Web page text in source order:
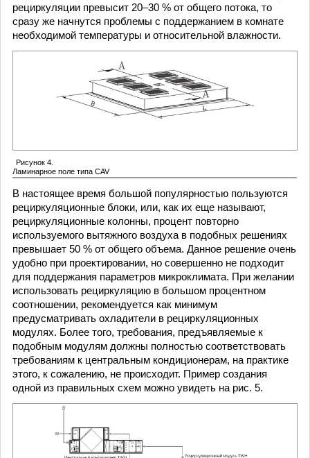
рециркуляции превысит 20–30 % от общего потока, то
сразу же начнутся проблемы с поддержанием в комнате
необходимой температуры и относительной влажности.
Рисунок 4.
Ламинарное поле типа CAV
В настоящее время большой популярностью пользуются
рециркуляционные блоки, или, как их еще называют,
рециркуляционные колонны, процент повторно
используемого вытяжного воздуха в подобных решениях
превышает 50 % от общего объема. Данное решение очень
удобно при проектировании, но совершенно не подходит
для поддержания параметров микроклимата. При желании
использовать рециркуляцию в большом процентном
соотношении, рекомендуется как минимум
предусматривать охладители в рециркуляционных
модулях. Более того, требования, предъявляемые к
подобным модулям должны полностью соответствовать
требованиям к центральным кондиционерам, на практике
этого, к сожалению, не происходит. Пример создания
одной из правильных схем можно увидеть на рис. 5.